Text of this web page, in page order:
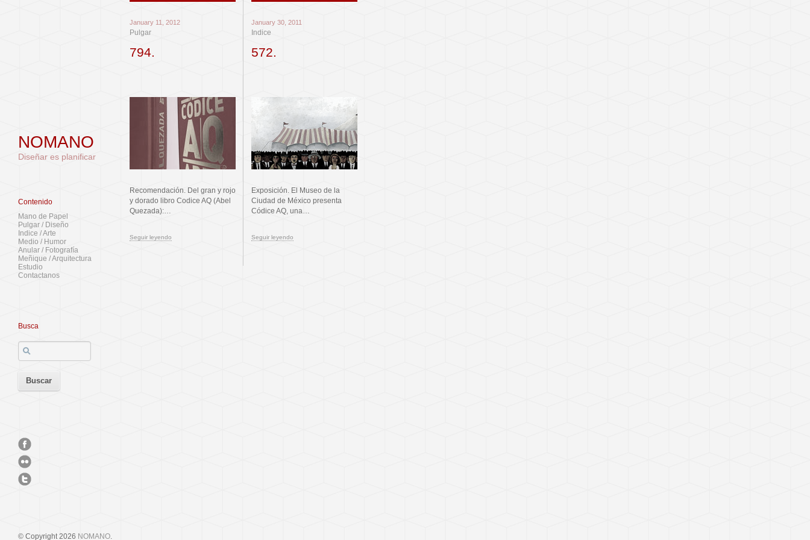
NOMANO
Diseñar es planificar
Contenido
Mano de Papel
Pulgar / Diseño
Indice / Arte
Medio / Humor
Anular / Fotografía
Meñique / Arquitectura
Estudio
Contactanos
Busca
© Copyright 2026 NOMANO.
January 11, 2012
Pulgar
794.
Recomendación. Del gran y rojo
y dorado libro Codice AQ (Abel
Quezada):…
Seguir leyendo
January 30, 2011
Indice
572.
Exposición. El Museo de la
Ciudad de México presenta
Códice AQ, una…
Seguir leyendo